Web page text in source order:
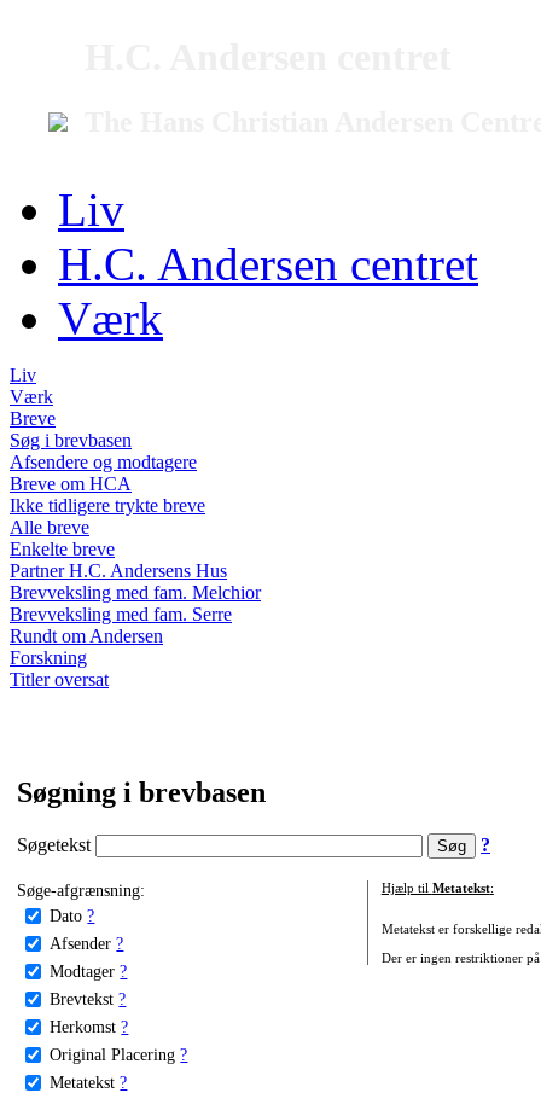
Liv
H.C. Andersen centret
Værk
Liv
Værk
Breve
Søg i brevbasen
Afsendere og modtagere
Breve om HCA
Ikke tidligere trykte breve
Alle breve
Enkelte breve
Partner H.C. Andersens Hus
Brevveksling med fam. Melchior
Brevveksling med fam. Serre
Rundt om Andersen
Forskning
Titler oversat
Søgning i brevbasen
Søgetekst ?
Søge-afgrænsning:
Dato ?
Afsender ?
Modtager ?
Brevtekst ?
Herkomst ?
Original Placering ?
Metatekst ?
Hjælp til Metatekst:
Metatekst er forskellige
Der er ingen restriktioner